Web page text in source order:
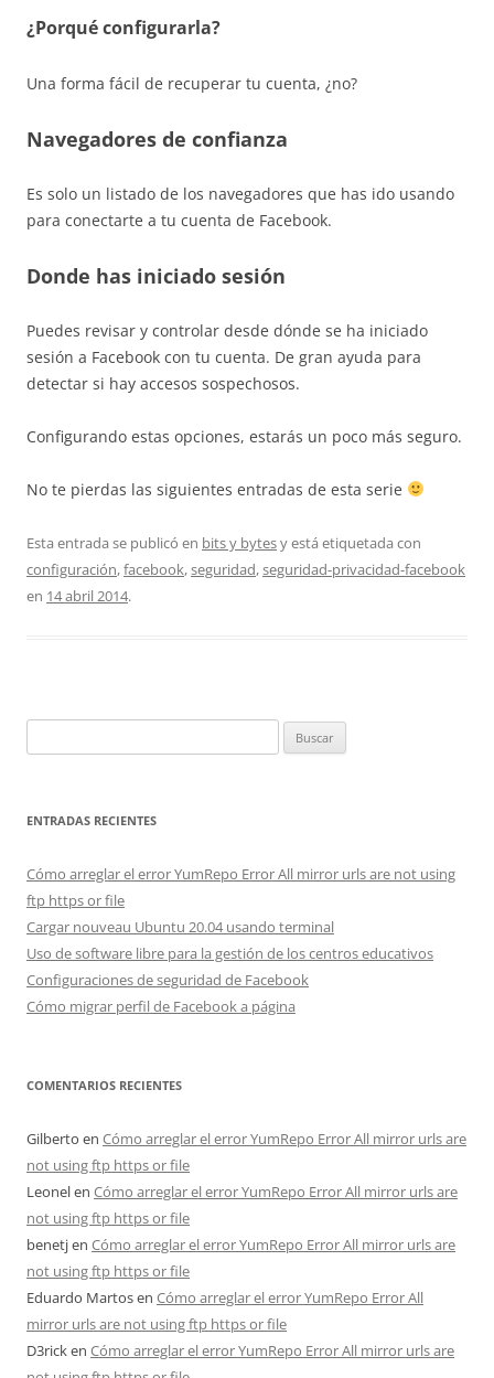
¿Porqué configurarla?
Una forma fácil de recuperar tu cuenta, ¿no?
Navegadores de confianza
Es solo un listado de los navegadores que has ido usando
para conectarte a tu cuenta de Facebook.
Donde has iniciado sesión
Puedes revisar y controlar desde dónde se ha iniciado
sesión a Facebook con tu cuenta. De gran ayuda para
detectar si hay accesos sospechosos.
Configurando estas opciones, estarás un poco más seguro.
No te pierdas las siguientes entradas de esta serie
Esta entrada se publicó en bits y bytesy está etiquetada con
configuración,facebook,seguridad,seguridad-privacidad-facebook
en 14 abril 2014.
ENTRADAS RECIENTES
Cómo arreglar el error YumRepo Error All mirror urls are not using
ftp https or file
Cargar nouveau Ubuntu 20.04 usando terminal
Uso de software libre para la gestión de los centros educativos
Configuraciones de seguridad de Facebook
Cómo migrar perfil de Facebook a página
COMENTARIOS RECIENTES
Gilberto en Cómo arreglar el error YumRepo Error All mirror urls are
not using ftp https or file
Leonelen Cómo arreglar el error YumRepo Error All mirror urls are
not using ftp https or file
benetjen Cómo arreglar el error YumRepo Error All mirror urls are
not using ftp https or file
Eduardo Martosen Cómo arreglar el error YumRepo Error All
mirror urls are not using ftp https or file
D3ricken Cómo arreglar el error YumRepo Error All mirror urls are